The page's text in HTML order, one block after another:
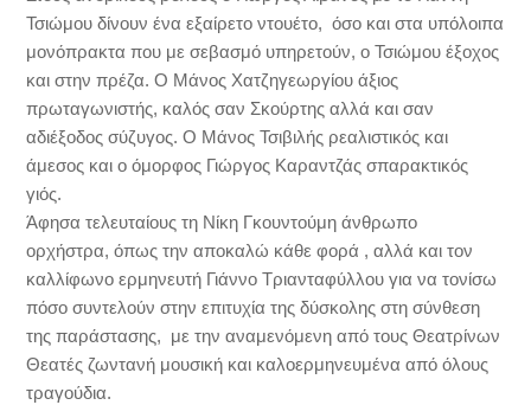
Τσιώμου δίνουν ένα εξαίρετο ντουέτο, όσο και στα υπόλοιπα
μονόπρακτα που με σεβασμό υπηρετούν, ο Τσιώμου έξοχος
και στην πρέζα. Ο Μάνος Χατζηγεωργίου άξιος
πρωταγωνιστής, καλός σαν Σκούρτης αλλά και σαν
αδιέξοδος σύζυγος. Ο Μάνος Τσιβιλής ρεαλιστικός και
άμεσος και ο όμορφος Γιώργος Καραντζάς σπαρακτικός
γιός.
Άφησα τελευταίους τη Νίκη Γκουντούμη άνθρωπο
ορχήστρα, όπως την αποκαλώ κάθε φορά , αλλά και τον
καλλίφωνο ερμηνευτή Γιάννο Τριανταφύλλου για να τονίσω
πόσο συντελούν στην επιτυχία της δύσκολης στη σύνθεση
της παράστασης, με την αναμενόμενη από τους Θεατρίνων
Θεατές ζωντανή μουσική και καλοερμηνευμένα από όλους
τραγούδια.